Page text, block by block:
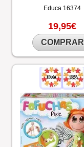
Educa 16374
19,95€
COMPRAR